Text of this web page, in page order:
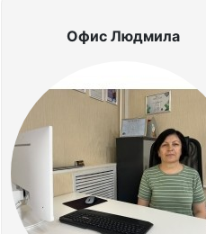
Офис Людмила